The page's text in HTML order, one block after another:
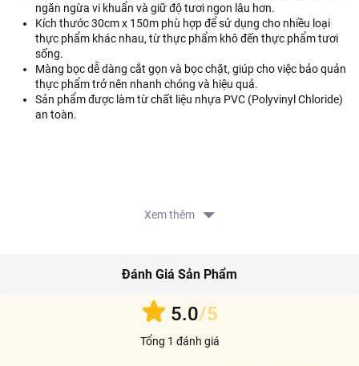
ngăn ngừa vi khuẩn và giữ độ tươi ngon lâu hơn.
Kích thước 30cm x 150m phù hợp để sử dụng cho nhiều loại
thực phẩm khác nhau, từ thực phẩm khô đến thực phẩm tươi
sống.
Màng bọc dễ dàng cắt gọn và bọc chặt, giúp cho việc bảo quản
thực phẩm trở nên nhanh chóng và hiệu quả.
Sản phẩm được làm từ chất liệu nhựa PVC (Polyvinyl Chloride)
an toàn.
Xem thêm
Đánh Giá Sản Phẩm
5.0/5
Tổng 1 đánh giá